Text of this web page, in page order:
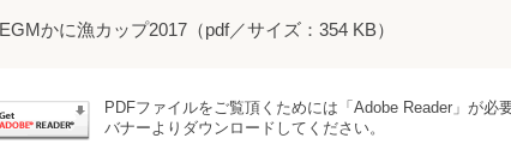
EGMかに漁カップ2017（pdf／サイズ：354 KB）
PDFファイルをご覧頂くためには「Adobe Reader」が必
バナーよりダウンロードしてください。